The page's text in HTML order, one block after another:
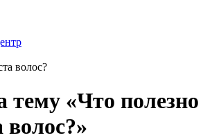
волос?
тему «Что полезно
волос?»